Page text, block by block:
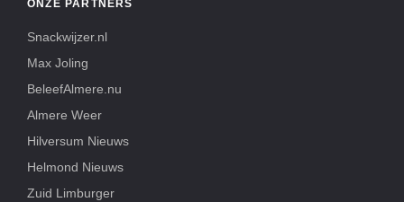
ONZE PARTNERS
Snackwijzer.nl
Max Joling
BeleefAlmere.nu
Almere Weer
Hilversum Nieuws
Helmond Nieuws
Zuid Limburger